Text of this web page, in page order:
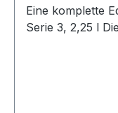
Eine komplette
Serie 3, 2,25 l